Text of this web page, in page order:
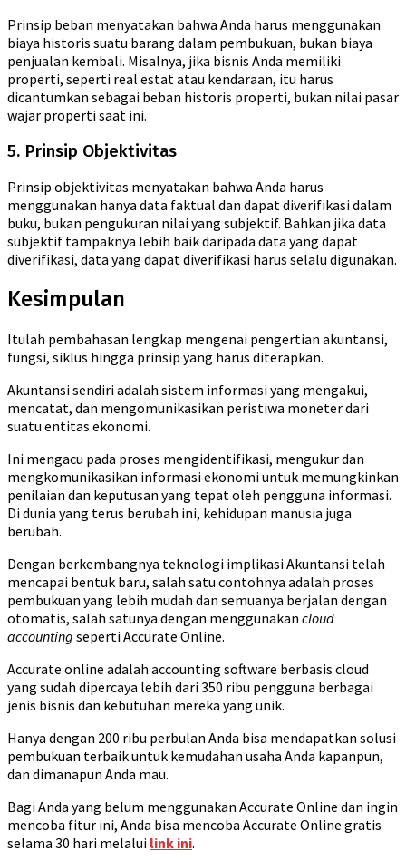
Prinsip beban menyatakan bahwa Anda harus menggunakan
biaya historis suatu barang dalam pembukuan, bukan biaya
penjualan kembali. Misalnya, jika bisnis Anda memiliki
properti, seperti real estat atau kendaraan, itu harus
dicantumkan sebagai beban historis properti, bukan nilai pasar
wajar properti saat ini.
5. Prinsip Objektivitas
Prinsip objektivitas menyatakan bahwa Anda harus
menggunakan hanya data faktual dan dapat diverifikasi dalam
buku, bukan pengukuran nilai yang subjektif. Bahkan jika data
subjektif tampaknya lebih baik daripada data yang dapat
diverifikasi, data yang dapat diverifikasi harus selalu digunakan.
Kesimpulan
Itulah pembahasan lengkap mengenai pengertian akuntansi,
fungsi, siklus hingga prinsip yang harus diterapkan.
Akuntansi sendiri adalah sistem informasi yang mengakui,
mencatat, dan mengomunikasikan peristiwa moneter dari
suatu entitas ekonomi.
Ini mengacu pada proses mengidentifikasi, mengukur dan
mengkomunikasikan informasi ekonomi untuk memungkinkan
penilaian dan keputusan yang tepat oleh pengguna informasi.
Di dunia yang terus berubah ini, kehidupan manusia juga
berubah.
Dengan berkembangnya teknologi implikasi Akuntansi telah
mencapai bentuk baru, salah satu contohnya adalah proses
pembukuan yang lebih mudah dan semuanya berjalan dengan
otomatis, salah satunya dengan menggunakan cloud
accounting seperti Accurate Online.
Accurate online adalah accounting software berbasis cloud
yang sudah dipercaya lebih dari 350 ribu pengguna berbagai
jenis bisnis dan kebutuhan mereka yang unik.
Hanya dengan 200 ribu perbulan Anda bisa mendapatkan solusi
pembukuan terbaik untuk kemudahan usaha Anda kapanpun,
dan dimanapun Anda mau.
Bagi Anda yang belum menggunakan Accurate Online dan ingin
mencoba fitur ini, Anda bisa mencoba Accurate Online gratis
selama 30 hari melalui link ini.